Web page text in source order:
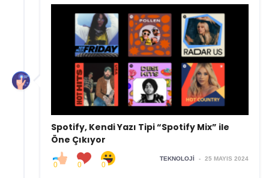
Spotify, Kendi Yazı Tipi “Spotify Mix” ile
Öne Çıkıyor
0 0 0
TEKNOLOJI - 25 MAYIS 2024